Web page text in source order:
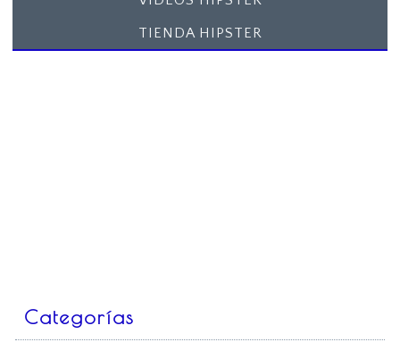
TIENDA HIPSTER
Categorías